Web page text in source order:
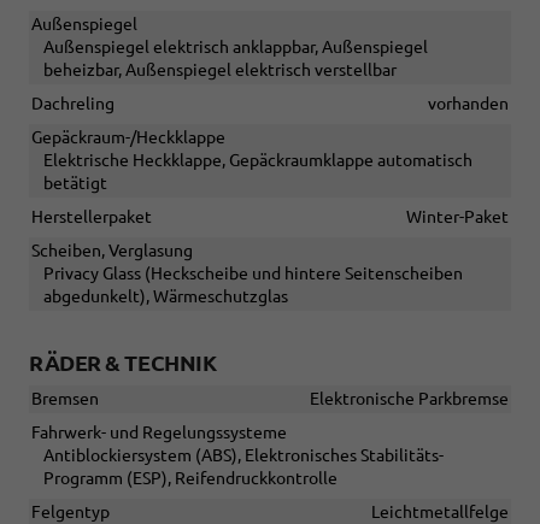
Außenspiegel
Außenspiegel elektrisch anklappbar, Außenspiegel
beheizbar, Außenspiegel elektrisch verstellbar
Dachreling
vorhanden
Gepäckraum-/Heckklappe
Elektrische Heckklappe, Gepäckraumklappe automatisch
betätigt
Herstellerpaket
Winter-Paket
Scheiben, Verglasung
Privacy Glass (Heckscheibe und hintere Seitenscheiben
abgedunkelt), Wärmeschutzglas
RÄDER & TECHNIK
Bremsen
Elektronische Parkbremse
Fahrwerk- und Regelungssysteme
Antiblockiersystem (ABS), Elektronisches Stabilitäts-
Programm (ESP), Reifendruckkontrolle
Felgentyp
Leichtmetallfelge